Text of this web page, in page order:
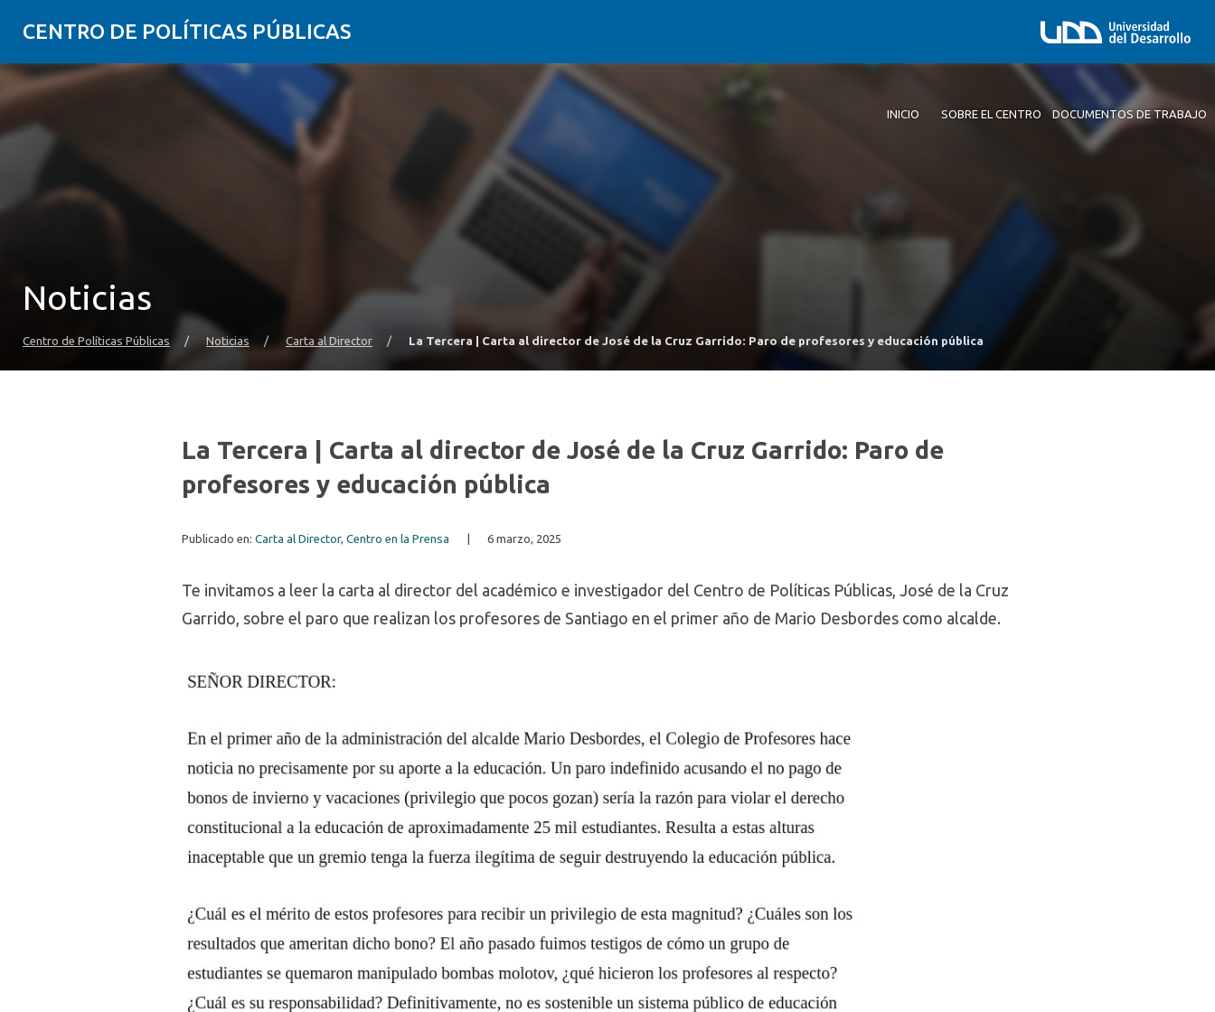
CENTRO DE POLÍTICAS PÚBLICAS
INICIO SOBRE EL CENTRO DOCUMENTOS DE TRABAJO
Noticias
Centro de Políticas Públicas / Noticias / Carta al Director / La Tercera | Carta al director de José de la Cruz Garrido: Paro de profesores y educación pública
La Tercera | Carta al director de José de la Cruz Garrido: Paro de
profesores y educación pública
Publicado en: Carta al Director, Centro en la Prensa 6 marzo, 2025
Te invitamos a leer la carta al director del académico e investigador del Centro de Políticas Públicas, José de la Cruz
Garrido, sobre el paro que realizan los profesores de Santiago en el primer año de Mario Desbordes como alcalde.